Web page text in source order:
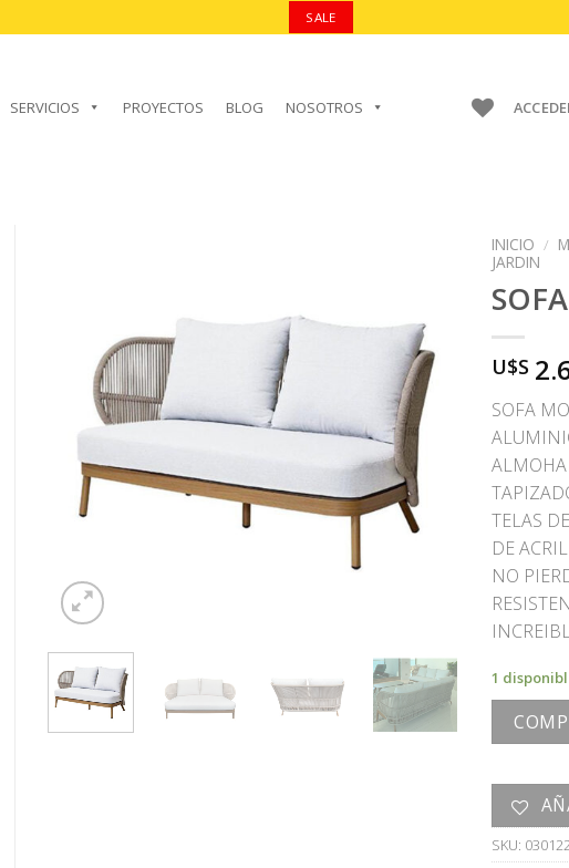
SALE
SERVICIOS PROYECTOS BLOG NOSOTROS
AÑADIR A
FAVORITOS
INICIO /
JARDIN
SOFA
U$S
SOFA
TELAS
DE
NO
1
SKU: